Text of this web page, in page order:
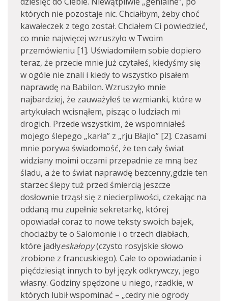
których nie pozostaje nic. Chciałbym, żeby choć
kawałeczek z tego został. Chciałem Ci powiedzieć,
co mnie najwięcej wzruszyło w Twoim
przemówieniu [1]. Uświadomiłem sobie dopiero
teraz, że przecie mnie już czytałeś, kiedyśmy się
w ogóle nie znali i kiedy to wszystko pisałem
naprawdę na Babilon. Wzruszyło mnie
najbardziej, że zauważyłeś te wzmianki, które w
artykułach wcisnąłem, pisząc o ludziach mi
drogich. Przede wszystkim, że wspomniałeś
mojego ślepego „karła” z „rju Błajlo” [2]. Czasami
mnie porywa świadomość, że ten cały świat
widziany moimi oczami przepadnie ze mną bez
śladu, a że to świat naprawdę bezcenny,gdzie ten
starzec ślepy tuż przed śmiercią jeszcze
dosłownie trząsł się z niecierpliwości, czekając na
oddaną mu zupełnie sekretarkę, której
opowiadał coraz to nowe teksty swoich bajek,
chociażby te o Salomonie i o trzech diabłach,
które jadłyeskałopy(czysto rosyjskie słowo
zrobione z francuskiego). Całe to opowiadanie i
pięćdziesiąt innych to był język odkrywczy, jego
własny. Godziny spędzone u niego, rzadkie, w
których lubił wspominać – „cedry nie ogrody